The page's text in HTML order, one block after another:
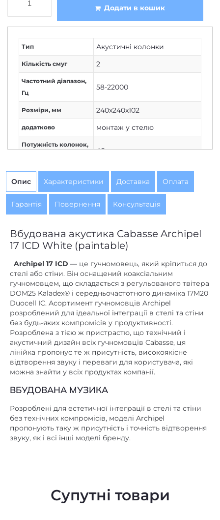
Додати в кошик
Тип Акустичні колонки
Кількість смуг 2
Частотний діапазон,
Гц
58-22000
Розміри, мм 240x240x102
додатково монтаж у стелю
Потужність колонок,
40
Матеріал корпусу пластик
Установка Вбудована
Чутливість, дБ/Вт/м 5
Розміщення
Фронтальні акустичні
Опис Характеристики Доставка Оплата
Гарантія Повернення Консультація
Вбудована акустика Cabasse Archipel
17 ICD White (paintable)
Archipel 17 ICD — це гучномовець, який кріпиться до
стелі або стіни. Він оснащений коаксіальним
гучномовцем, що складається з регульованого твітера
DOM25 Kaladex® і середньочастотного динаміка 17M20
Duocell IC. Асортимент гучномовців Archipel
розроблений для ідеальної інтеграції в стелі та стіни
без будь-яких компромісів у продуктивності.
Розроблена з тією ж пристрастю, що технічний і
акустичний дизайн всіх гучномовців Cabasse, ця
лінійка пропонує те ж присутність, високоякісне
відтворення звуку і переваги для користувача, які
можна знайти у всіх продуктах компанії.
ВБУДОВАНА МУЗИКА
Розроблені для естетичної інтеграції в стелі та стіни
без технічних компромісів, моделі Archipel
пропонують таку ж присутність і точність відтворення
звуку, як і всі інші моделі бренду.
Супутні товари